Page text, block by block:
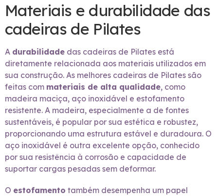
Materiais e durabilidade das
cadeiras de Pilates
A durabilidade das cadeiras de Pilates está
diretamente relacionada aos materiais utilizados em
sua construção. As melhores cadeiras de Pilates são
feitas com materiais de alta qualidade, como
madeira maciça, aço inoxidável e estofamento
resistente. A madeira, especialmente a de fontes
sustentáveis, é popular por sua estética e robustez,
proporcionando uma estrutura estável e duradoura. O
aço inoxidável é outra excelente opção, conhecido
por sua resistência à corrosão e capacidade de
suportar cargas pesadas sem deformar.
O estofamento também desempenha um papel